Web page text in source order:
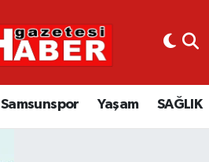
Samsunspor Yaşam SAĞLIK